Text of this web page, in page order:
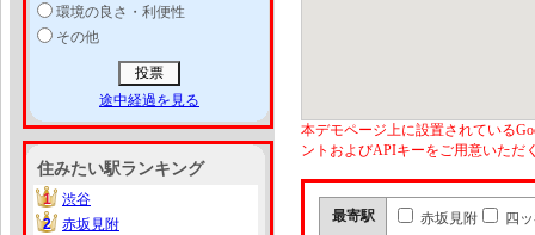
環境の良さ・利便性
その他
途中経過を見る
住みたい駅ランキング
1
1
渋谷
2
2
赤坂見附
本デモページ上に設置されている
ントおよびAPIキーをご用意いただ
最寄駅 赤坂見附 四